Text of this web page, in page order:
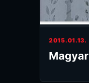
2015.01.13.